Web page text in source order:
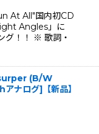
At All"国内初CD
Angles」に
グ！！ ※ 歌詞・
(B/W
ログ]【新品】